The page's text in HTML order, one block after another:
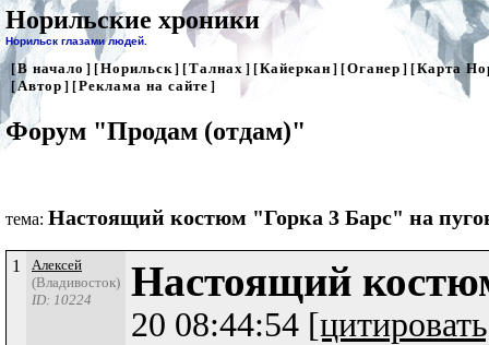
Норильские хроники
Норильск глазами людей.
[В начало ] [Норильск] [Талнах ] [Кайеркан ] [Оганер ] [Карта
[Автор ] [Реклама на сайте ]
Форум "Продам (отдам)"
тема: Настоящий костюм "Горка 3 Барс" на
1
Алексей
(Владивосток)
ID: 10224
Настоящий
20 08:44:54